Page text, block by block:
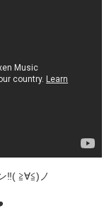
‼️( ≧∀≦)ノ